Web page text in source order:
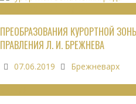
ПРЕОБРАЗОВАНИЯ КУРОРТНОЙ
ПРАВЛЕНИЯ Л. И. БРЕЖНЕВА
07.06.2019 Брежневарх